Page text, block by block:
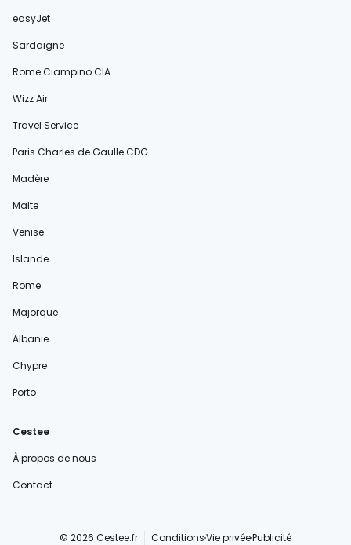
easyJet
Sardaigne
Rome Ciampino CIA
Wizz Air
Travel Service
Paris Charles de Gaulle CDG
Madère
Malte
Venise
Islande
Rome
Majorque
Albanie
Chypre
Porto
Cestee
À propos de nous
Contact
© 2026 Cestee.fr ConditionsVie privéePublicité